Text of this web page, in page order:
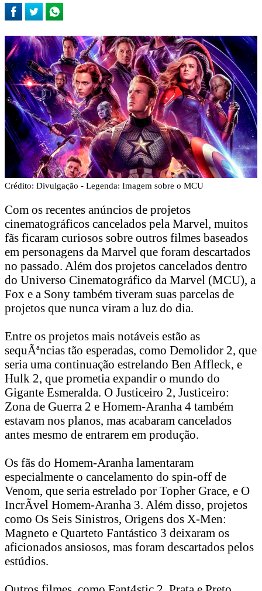
Crédito: Divulgação - Legenda: Imagem sobre o MCU
Com os recentes anúncios de projetos
cinematográficos cancelados pela Marvel, muitos
fãs ficaram curiosos sobre outros filmes baseados
em personagens da Marvel que foram descartados
no passado. Além dos projetos cancelados dentro
do Universo Cinematográfico da Marvel (MCU), a
Fox e a Sony também tiveram suas parcelas de
projetos que nunca viram a luz do dia.
Entre os projetos mais notáveis estão as
sequÃªncias tão esperadas, como Demolidor 2, que
seria uma continuação estrelando Ben Affleck, e
Hulk 2, que prometia expandir o mundo do
Gigante Esmeralda. O Justiceiro 2, Justiceiro:
Zona de Guerra 2 e Homem-Aranha 4 também
estavam nos planos, mas acabaram cancelados
antes mesmo de entrarem em produção.
Os fãs do Homem-Aranha lamentaram
especialmente o cancelamento do spin-off de
Venom, que seria estrelado por Topher Grace, e O
IncrÃ­vel Homem-Aranha 3. Além disso, projetos
como Os Seis Sinistros, Origens dos X-Men:
Magneto e Quarteto Fantástico 3 deixaram os
aficionados ansiosos, mas foram descartados pelos
estúdios.